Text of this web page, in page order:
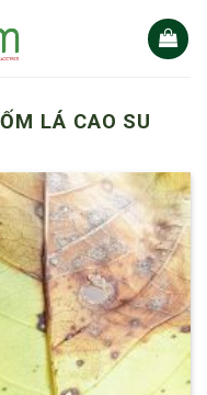
LÁ CAO SU